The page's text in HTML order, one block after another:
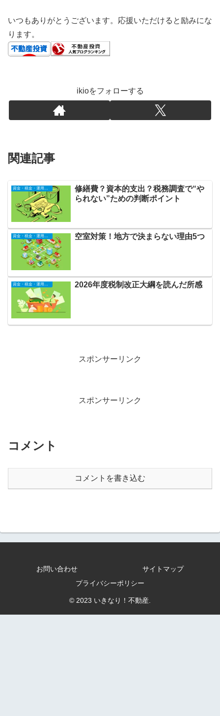
いつもありがとうございます。応援いただけると励みにな
ります。
ikioをフォローする
関連記事
修繕費？資本的支出？税務調査で“や
られない”ための判断ポイント
資金・税金・運用全般 空室対策！地方で決まらない理由5つ
資金・税金・運用全般 2026年度税制改正大綱を読んだ所感
スポンサーリンク
スポンサーリンク
コメント
コメントを書き込む
お問い合わせ
サイトマップ
プライバシーポリシー
© 2023 いきなり！不動産.